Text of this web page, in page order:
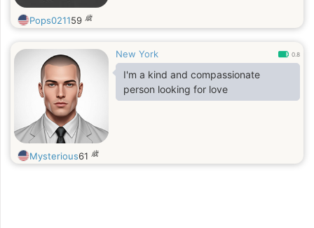
Pops021159 歳
New York 0.8
I'm a kind and compassionate
person looking for love
Mysterious61 歳